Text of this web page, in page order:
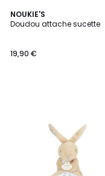
NOUKIE'S
Doudou attache sucette
19,90 €